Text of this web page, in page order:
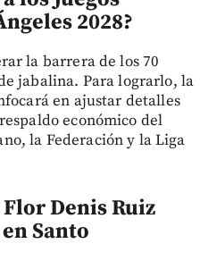
2028?
la barrera de los 70
jabalina. Para lograrlo, la
en ajustar detalles
económico del
la Federación y la Liga
Denis Ruiz
Santo